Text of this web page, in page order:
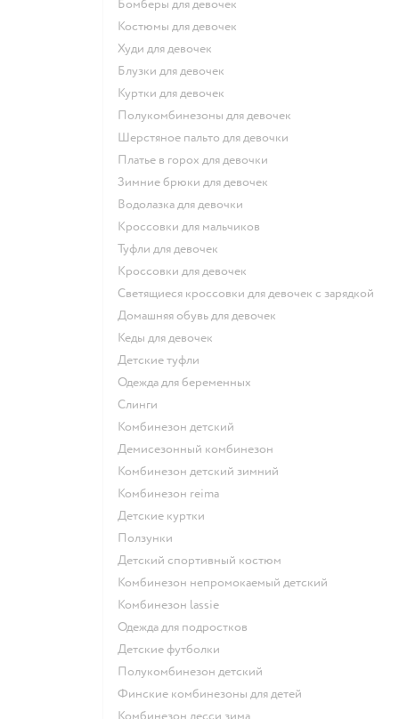
Бомберы для девочек
Костюмы для девочек
Худи для девочек
Блузки для девочек
Куртки для девочек
Полукомбинезоны для девочек
Шерстяное пальто для девочки
Платье в горох для девочки
Зимние брюки для девочек
Водолазка для девочки
Кроссовки для мальчиков
Туфли для девочек
Кроссовки для девочек
Светящиеся кроссовки для девочек с зарядкой
Домашняя обувь для девочек
Кеды для девочек
Детские туфли
Одежда для беременных
Слинги
Комбинезон детский
Демисезонный комбинезон
Комбинезон детский зимний
Комбинезон reima
Детские куртки
Ползунки
Детский спортивный костюм
Комбинезон непромокаемый детский
Комбинезон lassie
Одежда для подростков
Детские футболки
Полукомбинезон детский
Финские комбинезоны для детей
Комбинезон лесси зима